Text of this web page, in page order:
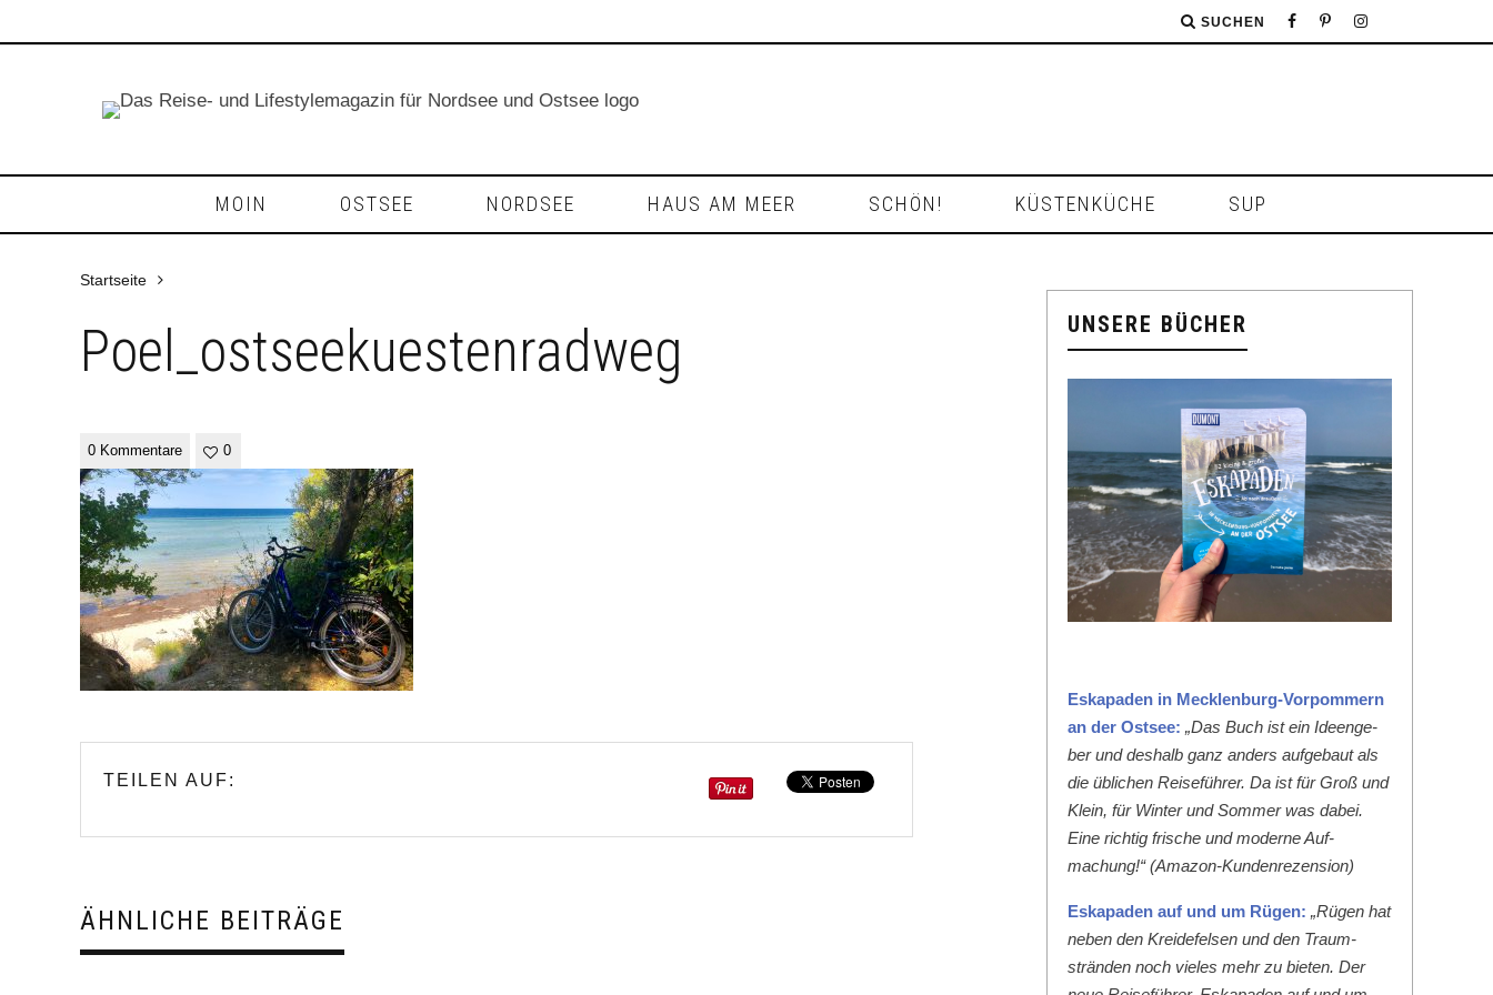
SUCHEN
MOIN OSTSEE NORDSEE HAUS AM MEER SCHÖN! KÜSTENKÜCHE SUP
Startseite
Poel_ostseekuestenradweg
0 Kommentare 0
TEILEN AUF:
ÄHNLICHE BEITRÄGE
UNSERE BÜCHER
Eska­paden in Meck­len­burg-Vor­pom­mern
an der Ost­see: „Das Buch ist ein Ideenge­
ber und deshalb ganz anders aufge­baut als
die üblichen Reise­führer. Da ist für Groß und
Klein, für Win­ter und Som­mer was dabei.
Eine richtig frische und mod­erne Auf­
machung!“ (Ama­zon-Kun­den­rezen­sion)
Eska­paden auf und um Rügen: „Rügen hat
neben den Krei­de­felsen und den Traum­
strän­den noch vieles mehr zu bieten. Der